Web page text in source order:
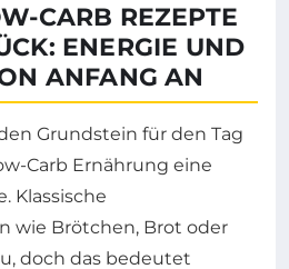
CARB REZEPTE
ENERGIE UND
ANFANG AN
Grundstein für den Tag
Carb Ernährung eine
Klassische
wie Brötchen, Brot oder
doch das bedeutet